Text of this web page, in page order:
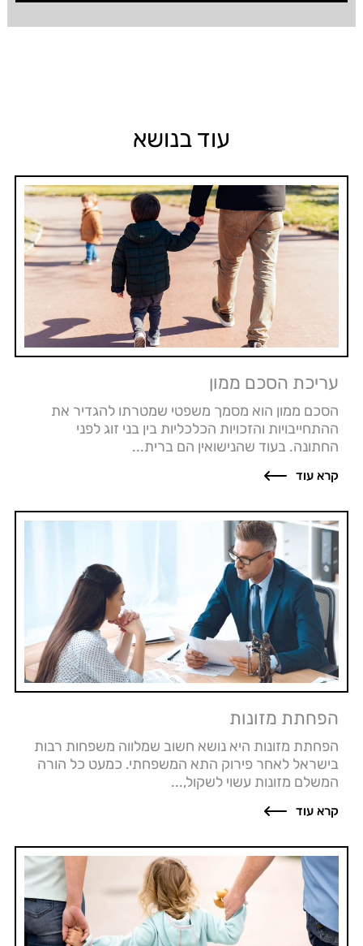
עוד בנושא
עריכת הסכם ממון
הסכם ממון הוא מסמך משפטי שמטרתו להגדיר את
ההתחייבויות והזכויות הכלכליות בין בני זוג לפני
החתונה. בעוד שהנישואין הם ברית...
קרא עוד
הפחתת מזונות
הפחתת מזונות היא נושא חשוב שמלווה משפחות רבות
בישראל לאחר פירוק התא המשפחתי. כמעט כל הורה
המשלם מזונות עשוי לשקול,...
קרא עוד